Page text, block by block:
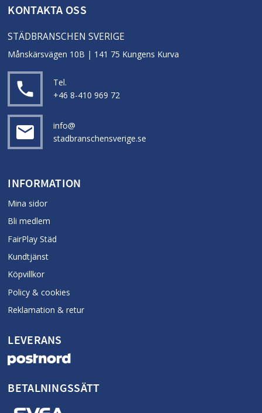
KONTAKTA OSS
STÄDBRANSCHEN SVERIGE
Månskärsvägen 10B | 141 75 Kungens Kurva
local_phone
Tel.
+46 8-410 969 72
email
info@
stadbranschensverige.se
INFORMATION
Mina sidor
Bli medlem
FairPlay Städ
Kundtjänst
Köpvillkor
Policy & cookies
Reklamation & retur
LEVERANS
BETALNINGSSÄTT